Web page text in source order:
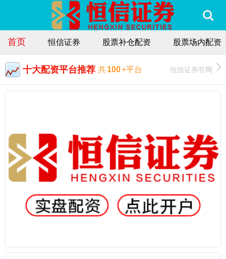
首页 恒信证券 股票补仓配资 股票场内配资
十大配资平台推荐 共100+平台 恒信证券官网